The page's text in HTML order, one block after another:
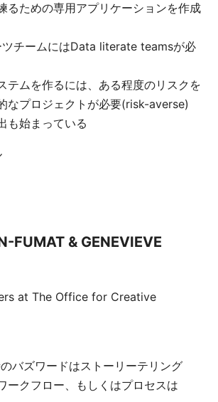
るための専用アプリケーションを作成
ツチームにはData literate teamsが必
テムを作るには、ある程度のリスクを
なプロジェクトが必要(risk-averse)
も始まっている
FUMAT & GENEVIEVE
at The Office for Creative
バズワードはストーリーテリング
ークフロー、もしくはプロセスは